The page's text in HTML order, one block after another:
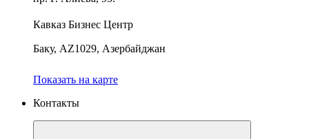
Кавказ Бизнес Центр
Баку, AZ1029, Азербайджан
Показать на карте
Контакты